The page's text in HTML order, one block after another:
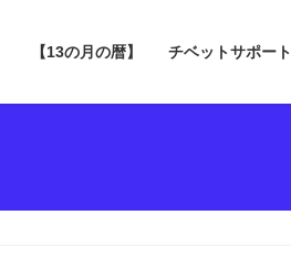
【13の月の暦】 チベットサポート